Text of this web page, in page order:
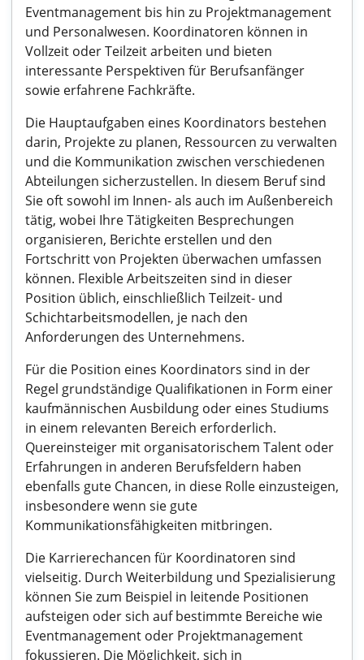
Eventmanagement bis hin zu Projektmanagement
und Personalwesen. Koordinatoren können in
Vollzeit oder Teilzeit arbeiten und bieten
interessante Perspektiven für Berufsanfänger
sowie erfahrene Fachkräfte.
Die Hauptaufgaben eines Koordinators bestehen
darin, Projekte zu planen, Ressourcen zu verwalten
und die Kommunikation zwischen verschiedenen
Abteilungen sicherzustellen. In diesem Beruf sind
Sie oft sowohl im Innen- als auch im Außenbereich
tätig, wobei Ihre Tätigkeiten Besprechungen
organisieren, Berichte erstellen und den
Fortschritt von Projekten überwachen umfassen
können. Flexible Arbeitszeiten sind in dieser
Position üblich, einschließlich Teilzeit- und
Schichtarbeitsmodellen, je nach den
Anforderungen des Unternehmens.
Für die Position eines Koordinators sind in der
Regel grundständige Qualifikationen in Form einer
kaufmännischen Ausbildung oder eines Studiums
in einem relevanten Bereich erforderlich.
Quereinsteiger mit organisatorischem Talent oder
Erfahrungen in anderen Berufsfeldern haben
ebenfalls gute Chancen, in diese Rolle einzusteigen,
insbesondere wenn sie gute
Kommunikationsfähigkeiten mitbringen.
Die Karrierechancen für Koordinatoren sind
vielseitig. Durch Weiterbildung und Spezialisierung
können Sie zum Beispiel in leitende Positionen
aufsteigen oder sich auf bestimmte Bereiche wie
Eventmanagement oder Projektmanagement
fokussieren. Die Möglichkeit, sich in